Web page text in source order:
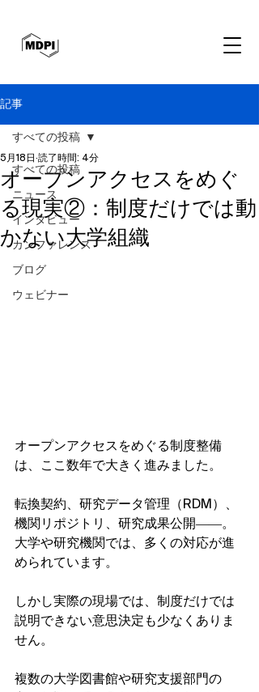
記事
すべての投稿
ニュース
インタビュー
カンファレンス
ブログ
ウェビナー
すべての投稿
オープンアクセスをめぐ
る現実②：制度だけでは動
かない大学組織
5月18日 読了時間: 4分
オープンアクセスをめぐる制度整備
は、ここ数年で大きく進みました。
転換契約、研究データ管理（RDM）、
機関リポジトリ、研究成果公開――。
大学や研究機関では、多くの対応が進
められています。
しかし実際の現場では、制度だけでは
説明できない意思決定も少なくありま
せん。
複数の大学図書館や研究支援部門の